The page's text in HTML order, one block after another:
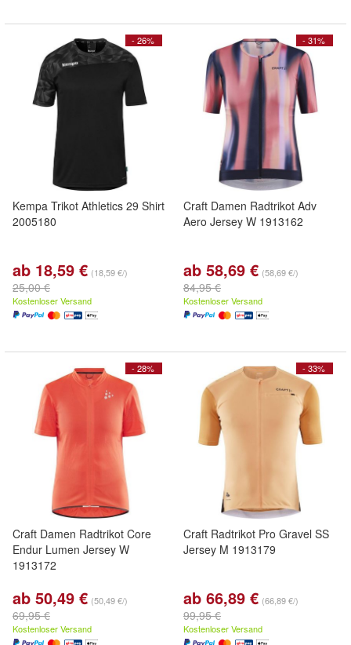
- 26%
Kempa Trikot Athletics 29 Shirt
2005180
ab 18,59 € (18,59 €/)
25,00 €
Kostenloser Versand
- 31%
Craft Damen Radtrikot Adv
Aero Jersey W 1913162
ab 58,69 € (58,69 €/)
84,95 €
Kostenloser Versand
- 28%
Craft Damen Radtrikot Core
Endur Lumen Jersey W
1913172
ab 50,49 € (50,49 €/)
69,95 €
Kostenloser Versand
- 33%
Craft Radtrikot Pro Gravel SS
Jersey M 1913179
ab 66,89 € (66,89 €/)
99,95 €
Kostenloser Versand